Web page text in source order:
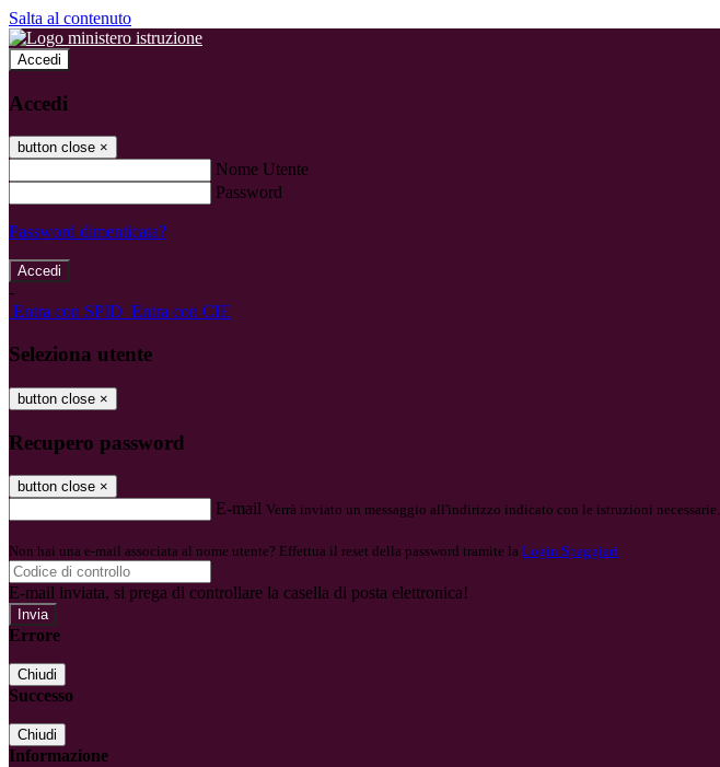
Salta al contenuto
Accedi
Accedi
button close ×
Nome Utente
Password
Password dimenticata?
-
Entra con SPID Entra con CIE
Seleziona utente
button close ×
Recupero password
button close ×
E-mail Verrà inviato un messaggio all'indirizzo indicato con le istruzioni necessarie.
Non hai una e-mail associata al nome utente? Effettua il reset della password tramite la Login Spaggiari
E-mail inviata, si prega di controllare la casella di posta elettronica!
Errore
Chiudi
Successo
Chiudi
Informazione